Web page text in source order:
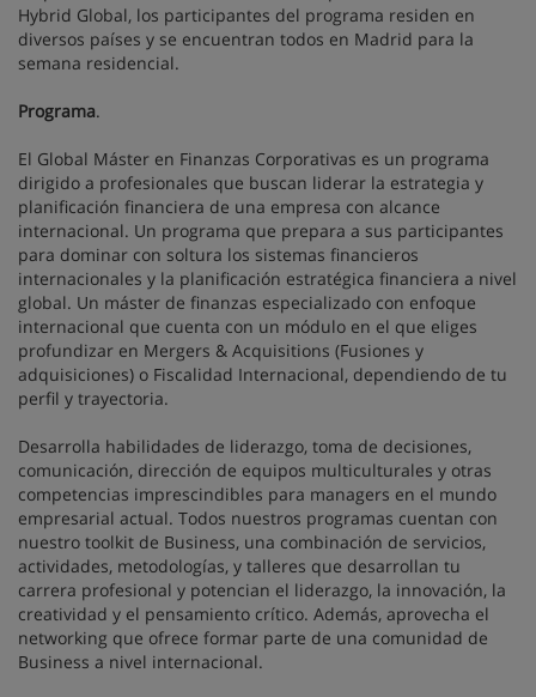
Hybrid Global, los participantes del programa residen en
diversos países y se encuentran todos en Madrid para la
semana residencial.
Programa.
El Global Máster en Finanzas Corporativas es un programa
dirigido a profesionales que buscan liderar la estrategia y
planificación financiera de una empresa con alcance
internacional. Un programa que prepara a sus participantes
para dominar con soltura los sistemas financieros
internacionales y la planificación estratégica financiera a nivel
global. Un máster de finanzas especializado con enfoque
internacional que cuenta con un módulo en el que eliges
profundizar en Mergers & Acquisitions (Fusiones y
adquisiciones) o Fiscalidad Internacional, dependiendo de tu
perfil y trayectoria.
Desarrolla habilidades de liderazgo, toma de decisiones,
comunicación, dirección de equipos multiculturales y otras
competencias imprescindibles para managers en el mundo
empresarial actual. Todos nuestros programas cuentan con
nuestro toolkit de Business, una combinación de servicios,
actividades, metodologías, y talleres que desarrollan tu
carrera profesional y potencian el liderazgo, la innovación, la
creatividad y el pensamiento crítico. Además, aprovecha el
networking que ofrece formar parte de una comunidad de
Business a nivel internacional.